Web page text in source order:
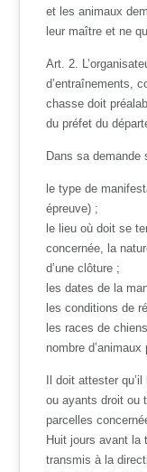
et les animaux
leur maître et ne
Art. 2.
d’entraînements,
chasse doit
du préfet du
Dans sa demande
le type de
épreuve) ;
le lieu où doit se
concernée, la
d’une clôture ;
les dates de la
les conditions de
les races de
nombre d’animaux
Il doit attester
ou ayants droit ou
parcelles
Huit jours avant la
transmis à la